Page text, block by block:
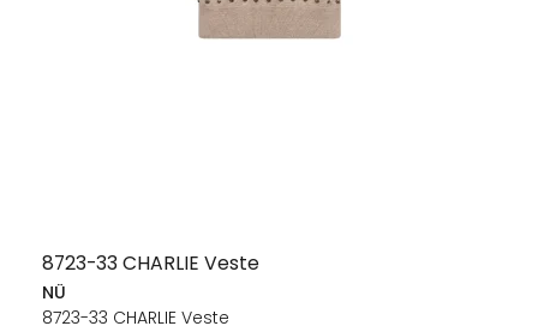
8723-33 CHARLIE Veste
NÜ
8723-33 CHARLIE Veste